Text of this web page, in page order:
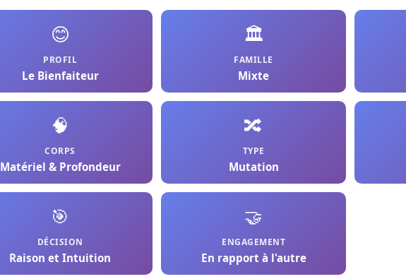
😊
PROFIL
Le Bienfaiteur
🏛️
FAMILLE
Mixte
🧠
CORPS
Matériel & Profondeur
🔀
TYPE
Mutation
🎯
DÉCISION
Raison et Intuition
🤝
ENGAGEMENT
En rapport à l'autre